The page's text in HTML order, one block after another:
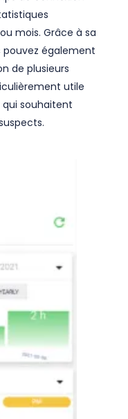
mois. Grâce à sa
également
de plusieurs
utile
qui souhaitent